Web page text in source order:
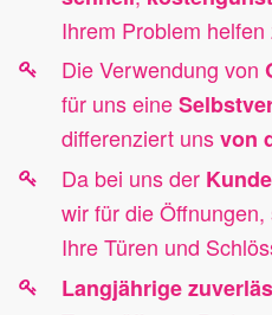
Ihrem Problem
Die Verwendung von
für uns eine
differenziert unsvon
Da bei uns der
wir für die
Ihre Türen und
Langjährige